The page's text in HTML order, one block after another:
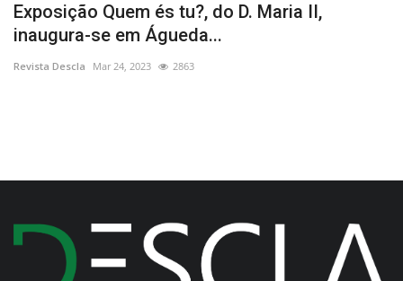
Exposição Quem és tu?, do D. Maria II,
inaugura-se em Águeda...
Revista Descla Mar 24, 2023 2863